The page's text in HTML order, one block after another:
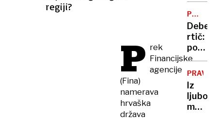
regiji?
P rek
Financijske
agencije
(Fina)
namerava
hrvaška
država
o
KAMP
Debeli
rtič:
plaža
že
leta
in
Iz
moril